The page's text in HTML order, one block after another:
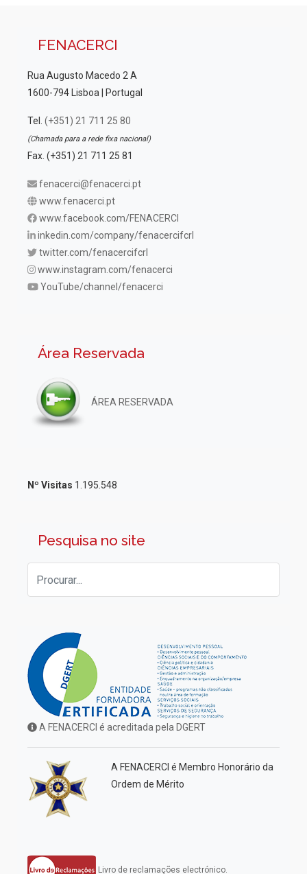
FENACERCI
Rua Augusto Macedo 2 A
1600-794 Lisboa | Portugal
Tel. (+351) 21 711 25 80
(Chamada para a rede fixa nacional)
Fax. (+351) 21 711 25 81
fenacerci@fenacerci.pt
www.fenacerci.pt
www.facebook.com/FENACERCI
inkedin.com/company/fenacercifcrl
twitter.com/fenacercifcrl
www.instagram.com/fenacerci
YouTube/channel/fenacerci
Área Reservada
ÁREA RESERVADA
Nº Visitas 1.195.548
Pesquisa no site
A FENACERCI é acreditada pela DGERT
A FENACERCI é Membro Honorário da
Ordem de Mérito
Livro de reclamações electrónico.